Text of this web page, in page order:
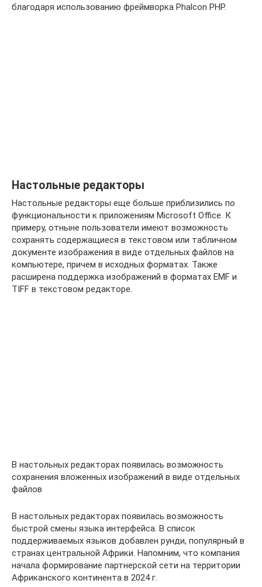
благодаря использованию фреймворка Phalcon PHP.
Настольные редакторы
Настольные редакторы еще больше приблизились по
функциональности к приложениям Microsoft Office. К
примеру, отныне пользователи имеют возможность
сохранять содержащиеся в текстовом или табличном
документе изображения в виде отдельных файлов на
компьютере, причем в исходных форматах. Также
расширена поддержка изображений в форматах EMF и
TIFF в текстовом редакторе.
В настольных редакторах появилась возможность
сохранения вложенных изображений в виде отдельных
файлов
В настольных редакторах появилась возможность
быстрой смены языка интерфейса. В список
поддерживаемых языков добавлен рунди, популярный в
странах центральной Африки. Напомним, что компания
начала формирование партнерской сети на территории
Африканского континента в 2024 г.